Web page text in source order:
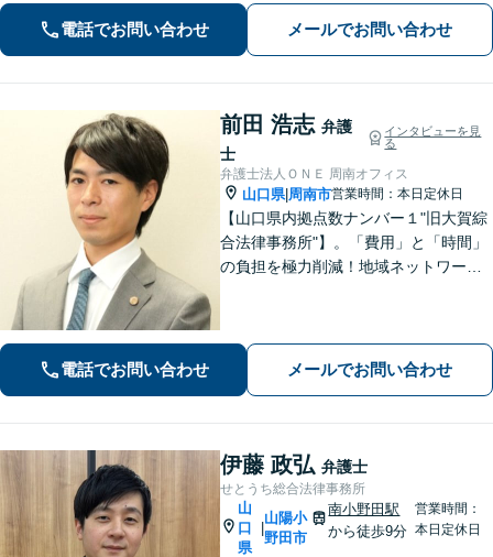
心してお任せください。【夜間対応】
電話でお問い合わせ メールでお問い合わせ
前田 浩志 弁護
士
インタビューを見
る
弁護士法人ＯＮＥ 周南オフィス
山口県| 周南市営業時間：本日定休日
【山口県内拠点数ナンバー１"旧大賀綜
合法律事務所"】。「費用」と「時間」
の負担を極力削減！地域ネットワーク
税対策なども親身に対応◎
電話でお問い合わせ メールでお問い合わせ
伊藤 政弘 弁護士
せとうち総合法律事務所
山
口
県
山陽小
野田市
南小野田駅
から徒歩9分
営業時間：
本日定休日